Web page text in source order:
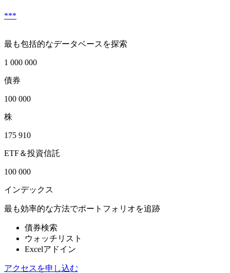
***
最も包括的なデータベースを探索
1 000 000
債券
100 000
株
175 910
ETF＆投資信託
100 000
インデックス
最も効率的な方法でポートフォリオを追跡
債券検索
ウォッチリスト
Excelアドイン
アクセスを申し込む